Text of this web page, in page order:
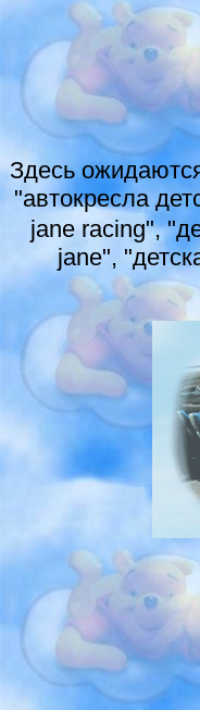
Здесь
"автокресла
jane racing",
jane",